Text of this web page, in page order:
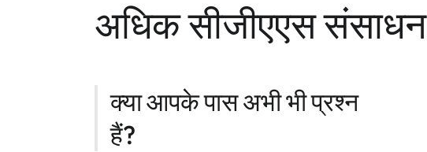
अधिक सीजीएएस संसाधन
क्या आपके पास अभी भी प्रश्न
हैं?